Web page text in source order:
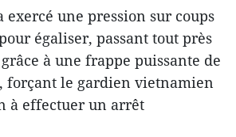
exercé une pression sur coups
égaliser, passant tout près
à une frappe puissante de
forçant le gardien vietnamien
à effectuer un arrêt